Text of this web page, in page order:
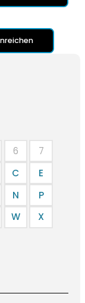
6
7
C
E
N
P
W
X